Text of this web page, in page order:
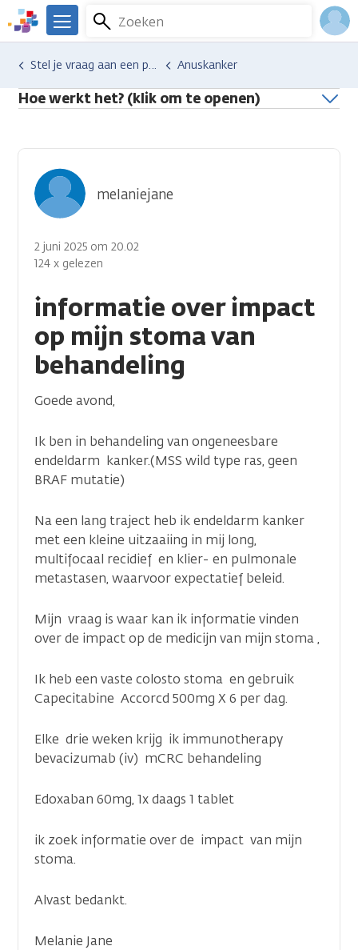
Overslaan
en
naar
inhoud
gaan
We
er
voor
je.
Zoeken
Menu
Hulp en ondersteuningStel je vraag aan een professional Anuskanker
Hoe werkt het? (klik om te openen)
informatie over impact
op mijn stoma van
behandeling
melaniejane
2 juni 2025 om 20.02
124 x gelezen
Goede avond,
Ik ben in behandeling van ongeneesbare
endeldarm kanker.(MSS wild type ras, geen
BRAF mutatie)
Na een lang traject heb ik endeldarm kanker
met een kleine uitzaaiing in mij long,
multifocaal recidief en klier- en pulmonale
metastasen, waarvoor expectatief beleid.
Mijn vraag is waar kan ik informatie vinden
over de impact op de medicijn van mijn stoma ,
Ik heb een vaste colosto stoma en gebruik
Capecitabine Accorcd 500mg X 6 per dag.
Elke drie weken krijg ik immunotherapy
bevacizumab (iv) mCRC behandeling
Edoxaban 60mg, 1x daags 1 tablet
ik zoek informatie over de impact van mijn
stoma.
Alvast bedankt.
Melanie Jane